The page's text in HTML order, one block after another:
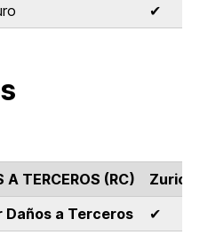
✔
A TERCEROS (RC)
Zurich
Daños a Terceros
✔